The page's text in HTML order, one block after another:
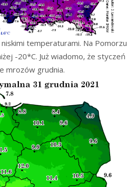
temperaturami. Na Pomorzu
-20*C. Już wiadomo, że styczeń
mrozów grudnia.